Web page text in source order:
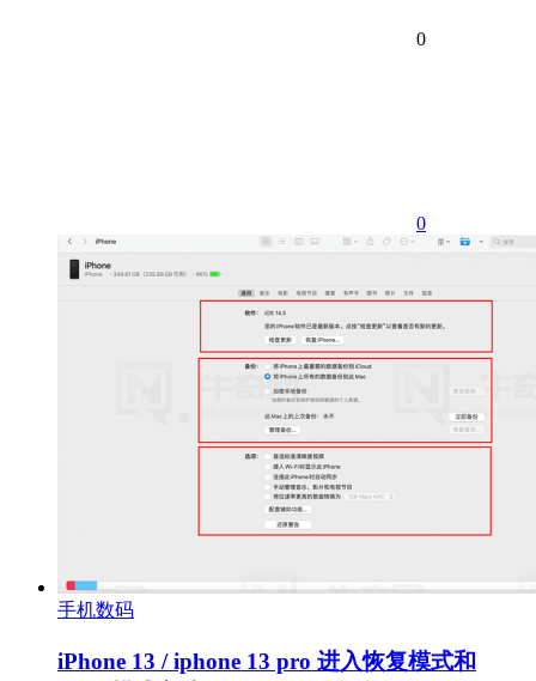
0
0
手机数码
iPhone 13 / iphone 13 pro 进入恢复模式和